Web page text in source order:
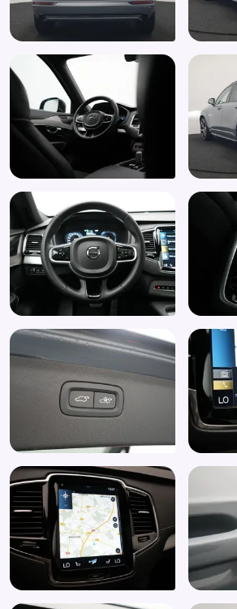
Stuurwiel verwarmd
Uitparkeer waarschuwing
Uitwijk assistent
Verkeersbord detectie
Vermoeidheids herkenning
Vervolgbotsing preventie
Volledig digitaal instrumentenpaneel
Voorstoelen in hoogte verstelbaar
WiFi
Zonnescherm
Zonnescherm zijruiten
Zwarte (glans) exterieur delen
Trekhaak elektrisch bedienbaar